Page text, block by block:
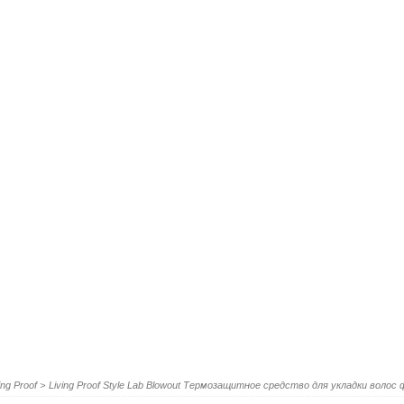
Proof > Living Proof Style Lab Blowout Термозащитное средство для укладки волос